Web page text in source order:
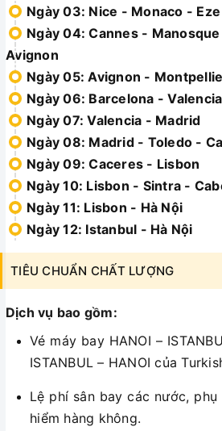
Ngày 03: Nice - Monaco -
Ngày 04: Cannes -
Avignon
Ngày 05: Avignon -
Ngày 06: Barcelona - Valencia
Ngày 07: Valencia - Madrid
Ngày 08: Madrid - Toledo -
Ngày 09: Caceres - Lisbon
Ngày 10: Lisbon - Sintra -
Ngày 11: Lisbon - Hà Nội
Ngày 12: Istanbul - Hà Nội
TIÊU CHUẨN CHẤT LƯỢNG
Dịch vụ bao gồm:
Vé máy bay HANOI –
ISTANBUL – HANOI của
Lệ phí sân bay các nước,
hiểm hàng không.